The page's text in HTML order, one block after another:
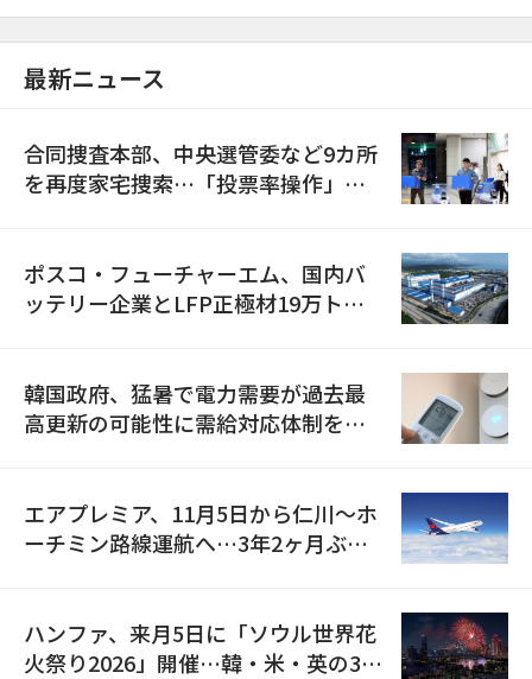
最新ニュース
合同捜査本部、中央選管委など9カ所
を再度家宅捜索…「投票率操作」の
ポスコ・フューチャーエム、国内バ
ッテリー企業とLFP正極材19万トン
韓国政府、猛暑で電力需要が過去最
高更新の可能性に需給対応体制を点
エアプレミア、11月5日から仁川〜ホ
ーチミン路線運航へ…3年2ヶ月ぶり
ハンファ、来月5日に「ソウル世界花
火祭り2026」開催…韓・米・英の3カ